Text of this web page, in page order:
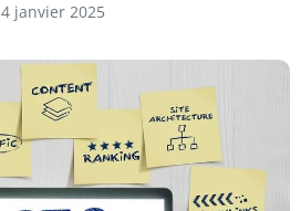
4 janvier 2025